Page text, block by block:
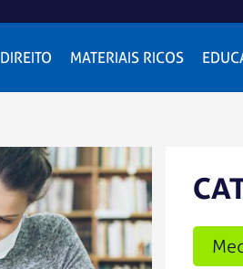
MATERIAIS RICOS